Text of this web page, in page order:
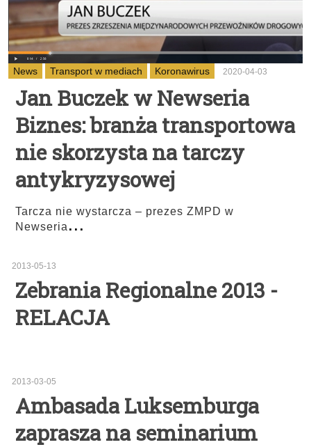
News Transport w mediach Koronawirus 2020-04-03
Jan Buczek w Newseria
Biznes: branża transportowa
nie skorzysta na tarczy
antykryzysowej
Tarcza nie wystarcza – prezes ZMPD w
Newseria...
2013-05-13
Zebrania Regionalne 2013 -
RELACJA
2013-03-05
Ambasada Luksemburga
zaprasza na seminarium